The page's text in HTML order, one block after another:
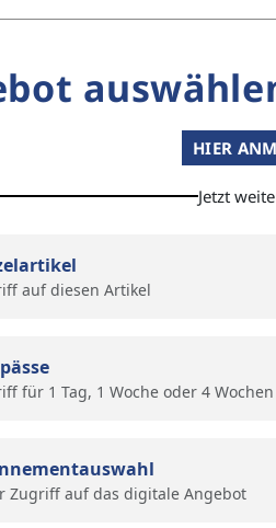
HIER
Jetzt
auf diesen Artikel
für 1 Tag, 1 Woche oder 4
Zugriff auf das digitale Angebot